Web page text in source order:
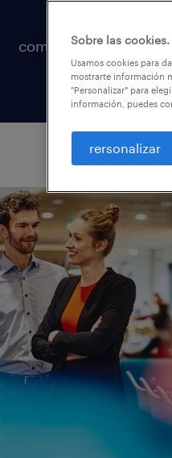
compartir artículos
Sobre las cookies.
Usamos cookies para
mostrarte información
"Personalizar" para
información, puedes
rersonalizar